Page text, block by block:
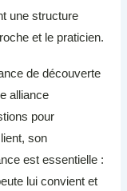
une structure
et le praticien.
de découverte
alliance
pour
son
est essentielle :
lui convient et